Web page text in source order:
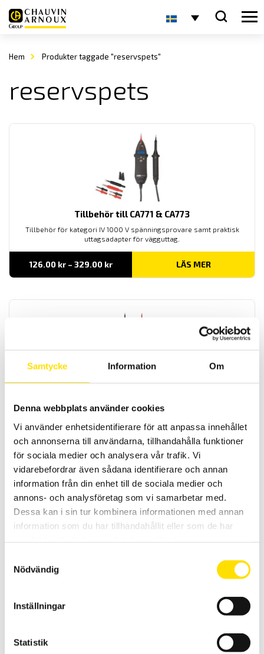
Samtycke Information Om
Denna webbplats använder cookies
Vi använder enhetsidentifierare för att anpassa innehållet
och annonserna till användarna, tillhandahålla funktioner
för sociala medier och analysera vår trafik. Vi
vidarebefordrar även sådana identifierare och annan
information från din enhet till de sociala medier och
annons- och analysföretag som vi samarbetar med.
Dessa kan i sin tur kombinera informationen med annan
information som du har tillhandahållit eller som de har
Nödvändig
Inställningar
Statistik
Hem Produkter taggade "reservspets"
reservspets
Tillbehör till CA771 & CA773
Tillbehör för kategori IV 1000 V spänningsprovare samt praktisk
uttagsadapter för vägguttag.
126.00 kr – 329.00 krPrisintervall:
till
LÄS MER
Vårt praktiska sortiment av prober med diameter från 0,6 mm till 4
mm för mätning alla spänningsapplikationer från DIN-system till
bilelektronik. Dessa prober har 4 mm anslutning, med upp till
kategori IV 1000 V säkerhetsklassning enligt IEC 61010 standard.
160.00 kr –535.00krPrisintervall:
160.00 kr
till
535.00 kr
LÄS MER
Tillbehör för Chauvin-Arnoux handhållna isolationsprovare upp till
125.00